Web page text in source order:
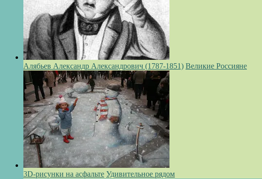
Алябьев Александр Александрович (1787-1851) Великие Россияне
3D-рисунки на асфальте Удивительное рядом